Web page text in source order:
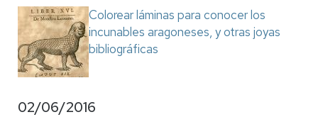
Colorear láminas para conocer los
incunables aragoneses, y otras joyas
bibliográficas
02/06/2016